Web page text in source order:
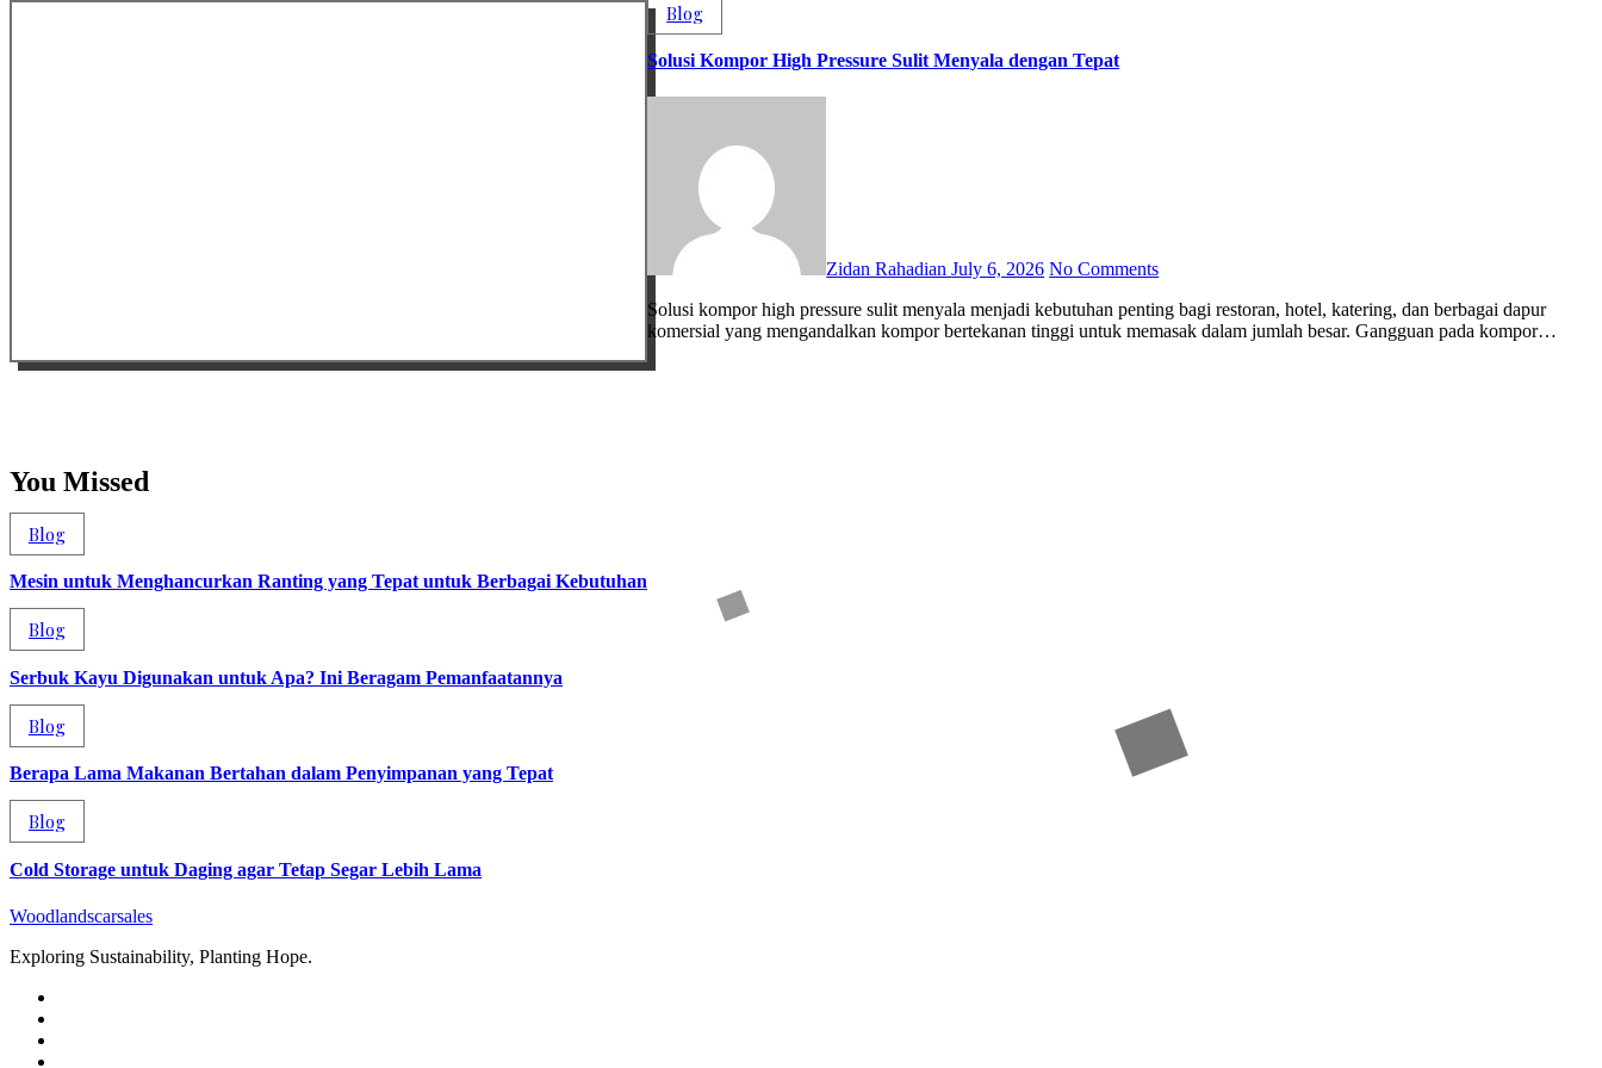
Blog
Solusi Kompor High Pressure Sulit Menyala dengan Tepat
Zidan RahadianJuly 6, 2026 No Comments
Solusi kompor high pressure sulit menyala menjadi kebutuhan penting bagi restoran, hotel, katering, dan berbagai dapur
komersial yang mengandalkan kompor bertekanan tinggi untuk memasak dalam jumlah besar. Gangguan pada kompor…
You Missed
Blog
Mesin untuk Menghancurkan Ranting yang Tepat untuk Berbagai Kebutuhan
Blog
Serbuk Kayu Digunakan untuk Apa? Ini Beragam Pemanfaatannya
Blog
Berapa Lama Makanan Bertahan dalam Penyimpanan yang Tepat
Blog
Cold Storage untuk Daging agar Tetap Segar Lebih Lama
Woodlandscarsales
Exploring Sustainability, Planting Hope.